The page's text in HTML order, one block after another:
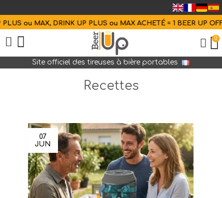
ou MAX, DRINK UP PLUS ou MAX ACHETÉ = 1 BEER UP
0
Site officiel des tireuses à bière portables
Recettes
07
JUN